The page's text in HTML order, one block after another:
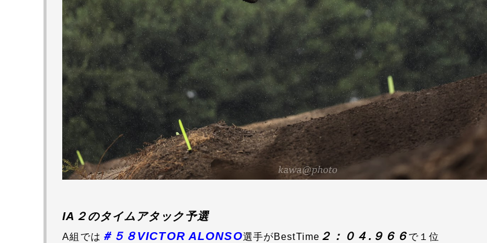
IA２のタイムアタック予選
A組では ＃５８VICTOR ALONSO選手がBestTime ２：０４.９６６で１位